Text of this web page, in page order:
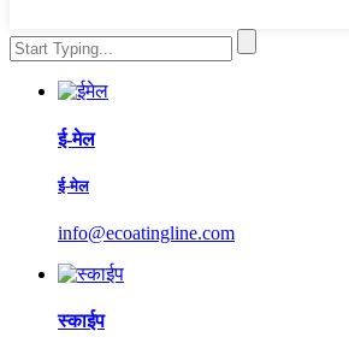
ई-मेल
ई-मेल
info@ecoatingline.com
स्काईप